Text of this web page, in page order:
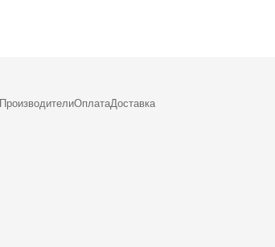
ПроизводителиОплатаДоставка